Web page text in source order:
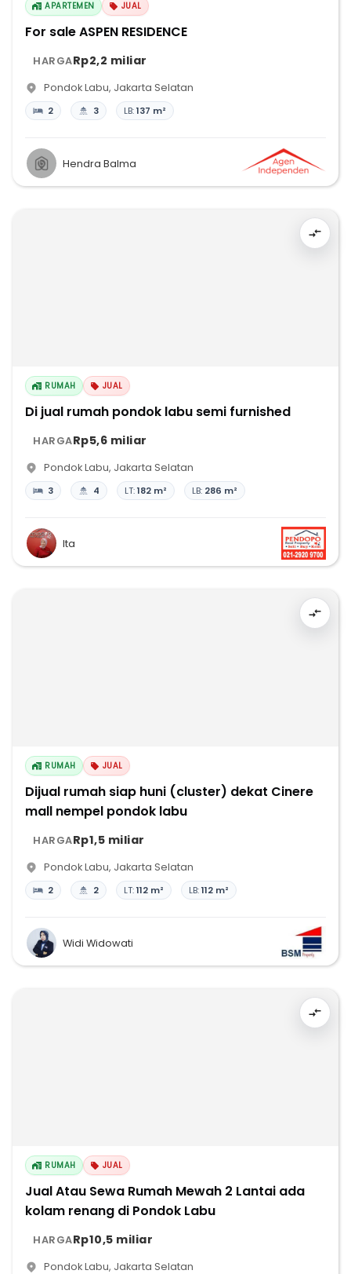
APARTEMEN JUAL
For sale ASPEN RESIDENCE
HARGARp2,2 miliar
Pondok Labu, Jakarta Selatan
2 3 LB:137 m²
Hendra Balma
RUMAH JUAL
Di jual rumah pondok labu semi furnished
HARGARp5,6 miliar
Pondok Labu, Jakarta Selatan
3 4 LT:182 m² LB: 286 m²
Ita
RUMAH JUAL
Dijual rumah siap huni (cluster) dekat Cinere
mall nempel pondok labu
HARGARp1,5 miliar
Pondok Labu, Jakarta Selatan
2 2 LT:112 m² LB:112 m²
Widi Widowati
RUMAH JUAL
Jual Atau Sewa Rumah Mewah 2 Lantai ada
kolam renang di Pondok Labu
HARGARp10,5 miliar
Pondok Labu, Jakarta Selatan